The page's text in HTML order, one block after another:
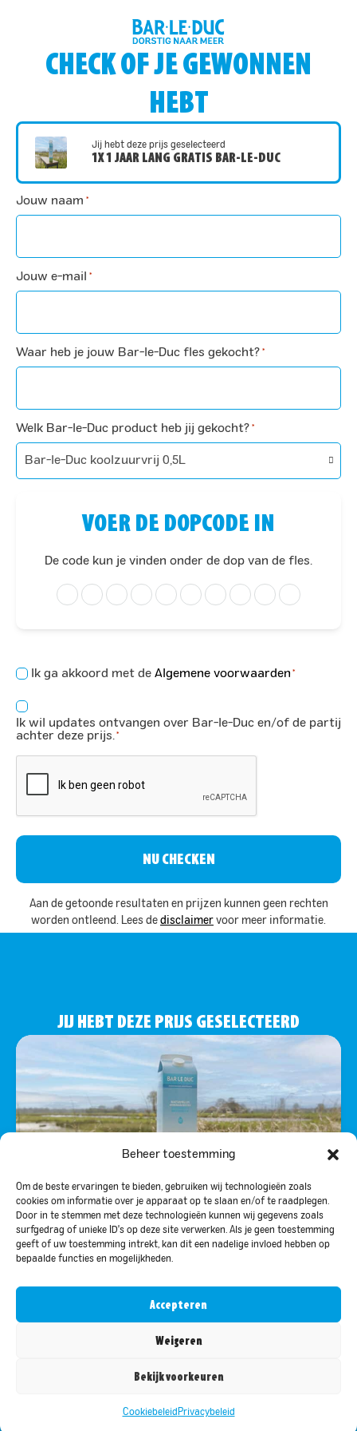
Beheer toestemming
Om de beste ervaringen te bieden, gebruiken wij technologieën zoals
cookies om informatie over je apparaat op te slaan en/of te raadplegen.
Door in te stemmen met deze technologieën kunnen wij gegevens zoals
surfgedrag of unieke ID's op deze site verwerken. Als je geen toestemming
geeft of uw toestemming intrekt, kan dit een nadelige invloed hebben op
bepaalde functies en mogelijkheden.
Accepteren
Weigeren
Bekijk voorkeuren
CookiebeleidPrivacybeleid
JIJ HEBT DEZE PRIJS GESELECTEERD
1X 1 JAAR LANG GRATIS BAR-LE-DUC
Win 1 jaar lang, elke dag 2 liter Bar-le-Duc
mineraalwater
CHECK OF JE GEWONNEN
HEBT
Jij hebt deze prijs geselecteerd
1X 1 JAAR LANG GRATIS BAR-LE-DUC
Jouw naam *
Jouw e-mail *
Waar heb je jouw Bar-le-Duc fles gekocht? *
Welk Bar-le-Duc product heb jij gekocht? *
VOER DE DOPCODE IN
De code kun je vinden onder de dop van de fles.
Concent
Ik ga akkoord met de Algemene voorwaarden *
Consent
*
Ik wil updates ontvangen over Bar-le-Duc en/of de partij
achter deze prijs.*
CAPTCHA
Aan de getoonde resultaten en prijzen kunnen geen rechten
worden ontleend. Lees de disclaimer voor meer informatie.